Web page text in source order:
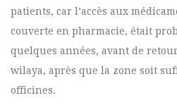
patients, car l’accès aux
couverte en pharmacie, était
quelques années, avant de
wilaya, après que la zone soit
officines.